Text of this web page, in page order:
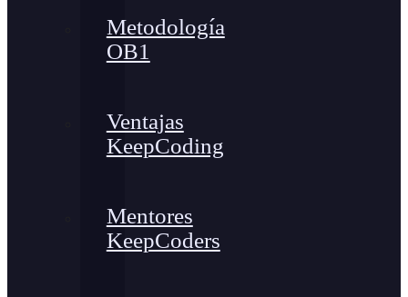
Metodología
OB1
Ventajas
KeepCoding
Mentores
KeepCoders